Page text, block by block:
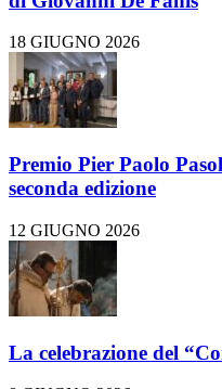
18 GIUGNO 2026
Premio Pier Paolo
seconda edizione
12 GIUGNO 2026
La celebrazione del